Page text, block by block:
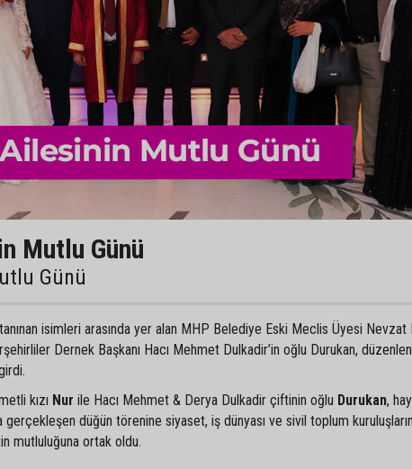
Mutlu Günü
Günü
isimleri arasında yer alan MHP Belediye Eski Meclis Üyesi Nevzat
Dernek Başkanı Hacı Mehmet Dulkadir’in oğlu Durukan,
kızı Nur ile Hacı Mehmet & Derya Dulkadir çiftinin oğlu Durukan,
gerçekleşen düğün törenine siyaset, iş dünyası ve sivil toplum
mutluluğuna ortak oldu.